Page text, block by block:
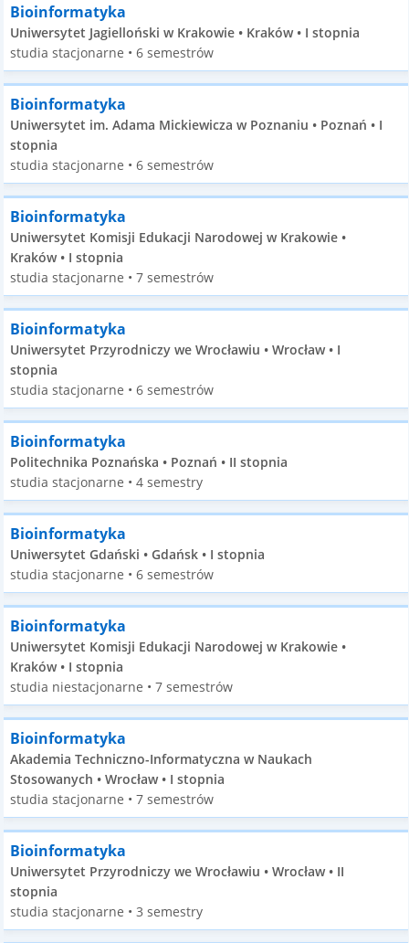
Bioinformatyka
Uniwersytet Jagielloński w Krakowie • Kraków • I stopnia
studia stacjonarne • 6 semestrów
Bioinformatyka
Uniwersytet im. Adama Mickiewicza w Poznaniu • Poznań • I
stopnia
studia stacjonarne • 6 semestrów
Bioinformatyka
Uniwersytet Komisji Edukacji Narodowej w Krakowie •
Kraków • I stopnia
studia stacjonarne • 7 semestrów
Bioinformatyka
Uniwersytet Przyrodniczy we Wrocławiu • Wrocław • I
stopnia
studia stacjonarne • 6 semestrów
Bioinformatyka
Politechnika Poznańska • Poznań • II stopnia
studia stacjonarne • 4 semestry
Bioinformatyka
Uniwersytet Gdański • Gdańsk • I stopnia
studia stacjonarne • 6 semestrów
Bioinformatyka
Uniwersytet Komisji Edukacji Narodowej w Krakowie •
Kraków • I stopnia
studia niestacjonarne • 7 semestrów
Bioinformatyka
Akademia Techniczno-Informatyczna w Naukach
Stosowanych • Wrocław • I stopnia
studia stacjonarne • 7 semestrów
Bioinformatyka
Uniwersytet Przyrodniczy we Wrocławiu • Wrocław • II
stopnia
studia stacjonarne • 3 semestry